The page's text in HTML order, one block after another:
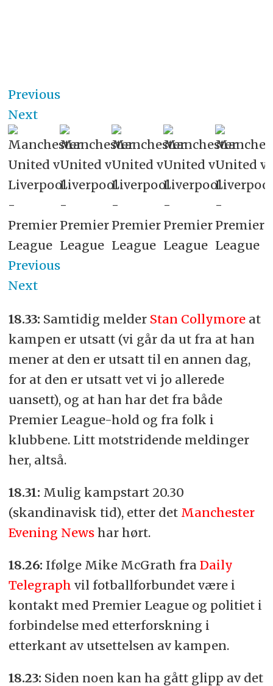
Previous
Next
Previous
Next
18.33: Samtidig melder Stan Collymoreat
kampen er utsatt (vi går da ut fra at han
mener at den er utsatt til en annen dag,
for at den er utsatt vet vi jo allerede
uansett), og at han har det fra både
Premier League-hold og fra folk i
klubbene. Litt motstridende meldinger
her, altså.
18.31: Mulig kampstart 20.30
(skandinavisk tid), etter det Manchester
Evening Newshar hørt.
18.26: Ifølge Mike McGrath fra Daily
Telegraph vil fotballforbundet være i
kontakt med Premier League og politiet i
forbindelse med etterforskning i
etterkant av utsettelsen av kampen.
18.23: Siden noen kan ha gått glipp av det